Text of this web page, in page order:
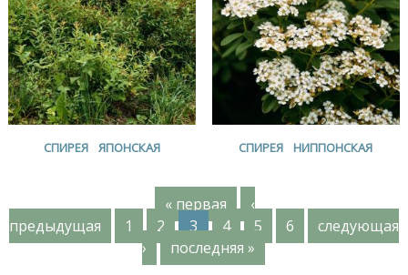
СПИРЕЯ ЯПОНСКАЯ СПИРЕЯ НИППОНСКАЯ
С
« первая
‹
предыдущая
1 2 3 4 5 6
следующая
›
последняя »